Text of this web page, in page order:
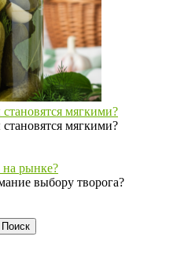
мягкими?
мягкими?
на рынке?
выбору творога?
Поиск